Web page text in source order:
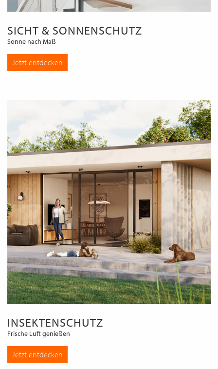
SICHT & SONNENSCHUTZ
Sonne nach Maß
Jetzt entdecken
INSEKTENSCHUTZ
Frische Luft genießen
Jetzt entdecken